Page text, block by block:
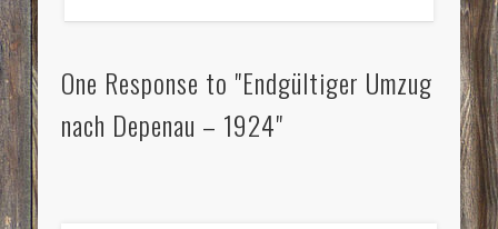
One Response to "Endgültiger Umzug
nach Depenau – 1924"